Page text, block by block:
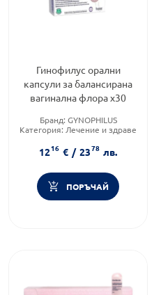
Гинофилус орални
капсули за балансирана
вагинална флора х30
Бранд: GYNOPHILUS
Категория: Лечение и здраве
1216 € / 2378 лв.
ПОРЪЧАЙ